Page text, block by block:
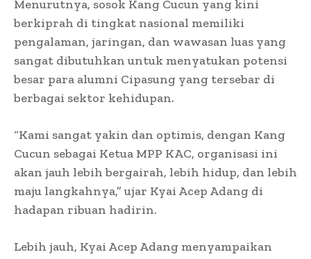
Menurutnya, sosok Kang Cucun yang kini
berkiprah di tingkat nasional memiliki
pengalaman, jaringan, dan wawasan luas yang
sangat dibutuhkan untuk menyatukan potensi
besar para alumni Cipasung yang tersebar di
berbagai sektor kehidupan.
“Kami sangat yakin dan optimis, dengan Kang
Cucun sebagai Ketua MPP KAC, organisasi ini
akan jauh lebih bergairah, lebih hidup, dan lebih
maju langkahnya,” ujar Kyai Acep Adang di
hadapan ribuan hadirin.
Lebih jauh, Kyai Acep Adang menyampaikan